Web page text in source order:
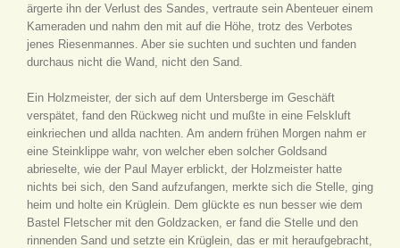
ärgerte ihn der Verlust des Sandes, vertraute sein Abenteuer einem
Kameraden und nahm den mit auf die Höhe, trotz des Verbotes
jenes Riesenmannes. Aber sie suchten und suchten und fanden
durchaus nicht die Wand, nicht den Sand.
Ein Holzmeister, der sich auf dem Untersberge im Geschäft
verspätet, fand den Rückweg nicht und mußte in eine Felskluft
einkriechen und allda nachten. Am andern frühen Morgen nahm er
eine Steinklippe wahr, von welcher eben solcher Goldsand
abrieselte, wie der Paul Mayer erblickt, der Holzmeister hatte
nichts bei sich, den Sand aufzufangen, merkte sich die Stelle, ging
heim und holte ein Krüglein. Dem glückte es nun besser wie dem
Bastel Fletscher mit den Goldzacken, er fand die Stelle und den
rinnenden Sand und setzte ein Krüglein, das er mit heraufgebracht,